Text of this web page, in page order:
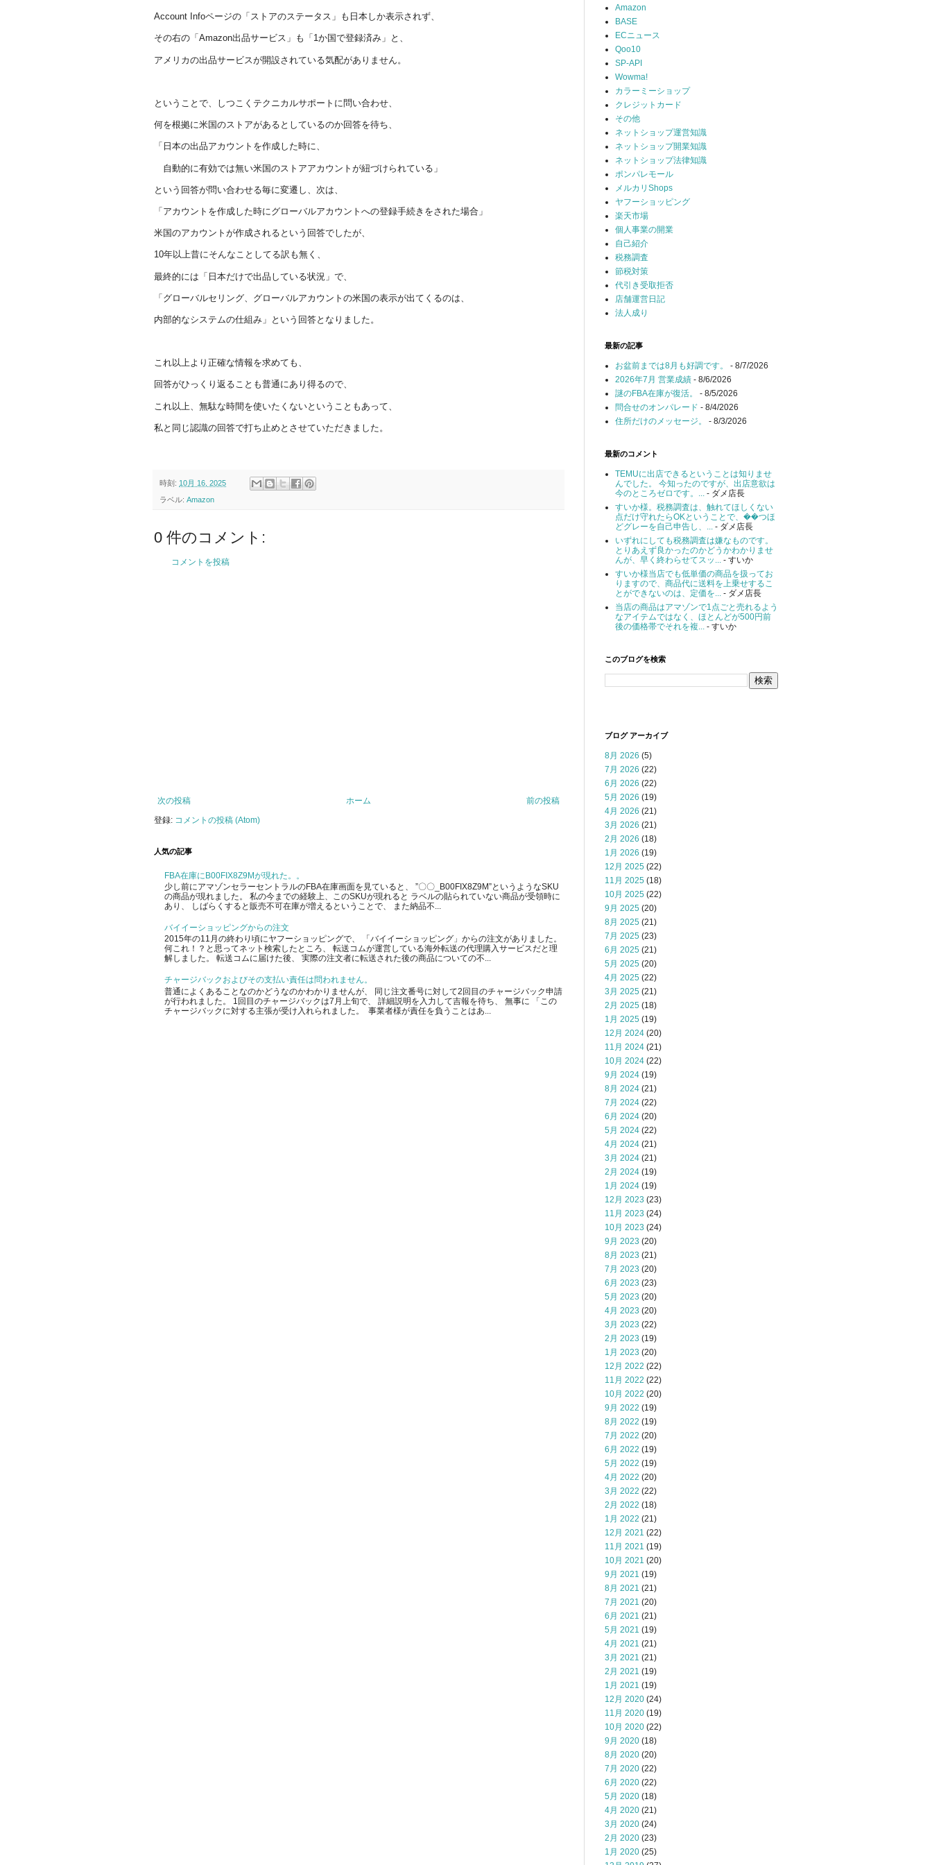
Account Infoページの「ストアのステータス」も日本しか表示されず、
その右の「Amazon出品サービス」も「1か国で登録済み」と、
アメリカの出品サービスが開設されている気配がありません。
ということで、しつこくテクニカルサポートに問い合わせ、
何を根拠に米国のストアがあるとしているのか回答を待ち、
「日本の出品アカウントを作成した時に、
自動的に有効では無い米国のストアアカウントが紐づけられている」
という回答が問い合わせる毎に変遷し、次は、
「アカウントを作成した時にグローバルアカウントへの登録手続きをされた場合」
米国のアカウントが作成されるという回答でしたが、
10年以上昔にそんなことしてる訳も無く、
最終的には「日本だけで出品している状況」で、
「グローバルセリング、グローバルアカウントの米国の表示が出てくるのは、
内部的なシステムの仕組み」という回答となりました。
これ以上より正確な情報を求めても、
回答がひっくり返ることも普通にあり得るので、
これ以上、無駄な時間を使いたくないということもあって、
私と同じ認識の回答で打ち止めとさせていただきました。
時刻: 10月 16, 2025
ラベル: Amazon
0 件のコメント:
コメントを投稿
次の投稿 前の投稿
ホーム
登録: コメントの投稿 (Atom)
人気の記事
FBA在庫にB00FIX8Z9Mが現れた。。
少し前にアマゾンセラーセントラルのFBA在庫画面を見ていると、 ”〇〇_B00FIX8Z9M”というようなSKU
の商品が現れました。 私の今までの経験上、このSKUが現れると ラベルの貼られていない商品が受領時に
あり、 しばらくすると販売不可在庫が増えるということで、 また納品不...
バイイーショッピングからの注文
2015年の11月の終わり頃にヤフーショッピングで、 「バイイーショッピング」からの注文がありました。
何これ！？と思ってネット検索したところ、 転送コムが運営している海外転送の代理購入サービスだと理
解しました。 転送コムに届けた後、 実際の注文者に転送された後の商品についての不...
チャージバックおよびその支払い責任は問われません。
普通によくあることなのかどうなのかわかりませんが、 同じ注文番号に対して2回目のチャージバック申請
が行われました。 1回目のチャージバックは7月上旬で、 詳細説明を入力して吉報を待ち、 無事に 「この
チャージバックに対する主張が受け入れられました。 事業者様が責任を負うことはあ...
Amazon
BASE
ECニュース
Qoo10
SP-API
Wowma!
カラーミーショップ
クレジットカード
その他
ネットショップ運営知識
ネットショップ開業知識
ネットショップ法律知識
ポンパレモール
メルカリShops
ヤフーショッピング
楽天市場
個人事業の開業
自己紹介
税務調査
節税対策
代引き受取拒否
店舗運営日記
法人成り
最新の記事
お盆前までは8月も好調です。
- 8/7/2026
2026年7月 営業成績 - 8/6/2026
謎のFBA在庫が復活。
- 8/5/2026
問合せのオンパレード - 8/4/2026
住所だけのメッセージ。
- 8/3/2026
最新のコメント
TEMUに出店できるということは知りませ
んでした。 今知ったのですが、出店意欲は
今のところゼロです。... - ダメ店長
すいか様。税務調査は、触れてほしくない
点だけ守れたらOKということで、��つほ
どグレーを自己申告し、... - ダメ店長
いずれにしても税務調査は嫌なものです。
とりあえず良かったのかどうかわかりませ
んが、早く終わらせてスッ... - すいか
すいか様当店でも低単価の商品を扱ってお
りますので、商品代に送料を上乗せするこ
とができないのは、定価を... - ダメ店長
当店の商品はアマゾンで1点ごと売れるよう
なアイテムではなく、ほとんどが500円前
後の価格帯でそれを複... - すいか
このブログを検索
ブログ アーカイブ
8月 2026 (5)
7月 2026 (22)
6月 2026 (22)
5月 2026 (19)
4月 2026 (21)
3月 2026 (21)
2月 2026 (18)
1月 2026 (19)
12月 2025 (22)
11月 2025 (18)
10月 2025 (22)
9月 2025 (20)
8月 2025 (21)
7月 2025 (23)
6月 2025 (21)
5月 2025 (20)
4月 2025 (22)
3月 2025 (21)
2月 2025 (18)
1月 2025 (19)
12月 2024 (20)
11月 2024 (21)
10月 2024 (22)
9月 2024 (19)
8月 2024 (21)
7月 2024 (22)
6月 2024 (20)
5月 2024 (22)
4月 2024 (21)
3月 2024 (21)
2月 2024 (19)
1月 2024 (19)
12月 2023 (23)
11月 2023 (24)
10月 2023 (24)
9月 2023 (20)
8月 2023 (21)
7月 2023 (20)
6月 2023 (23)
5月 2023 (20)
4月 2023 (20)
3月 2023 (22)
2月 2023 (19)
1月 2023 (20)
12月 2022 (22)
11月 2022 (22)
10月 2022 (20)
9月 2022 (19)
8月 2022 (19)
7月 2022 (20)
6月 2022 (19)
5月 2022 (19)
4月 2022 (20)
3月 2022 (22)
2月 2022 (18)
1月 2022 (21)
12月 2021 (22)
11月 2021 (19)
10月 2021 (20)
9月 2021 (19)
8月 2021 (21)
7月 2021 (20)
6月 2021 (21)
5月 2021 (19)
4月 2021 (21)
3月 2021 (21)
2月 2021 (19)
1月 2021 (19)
12月 2020 (24)
11月 2020 (19)
10月 2020 (22)
9月 2020 (18)
8月 2020 (20)
7月 2020 (22)
6月 2020 (22)
5月 2020 (18)
4月 2020 (21)
3月 2020 (24)
2月 2020 (23)
1月 2020 (25)